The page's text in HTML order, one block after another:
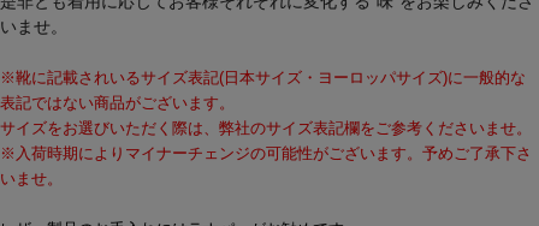
いませ。
※靴に記載されいるサイズ表記(日本サイズ・ヨーロッパサイズ)に一般的な
表記ではない商品がございます。
サイズをお選びいただく際は、弊社のサイズ表記欄をご参考くださいませ。
※入荷時期によりマイナーチェンジの可能性がございます。予めご了承下さ
いませ。